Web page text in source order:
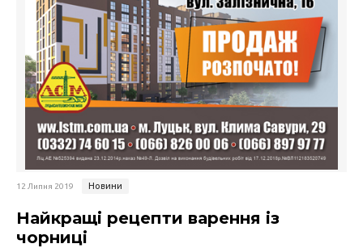
12 Липня 2019 Новини
Найкращі рецепти варення із
чорниці